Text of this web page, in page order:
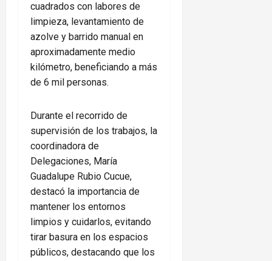
cuadrados con labores de
limpieza, levantamiento de
azolve y barrido manual en
aproximadamente medio
kilómetro, beneficiando a más
de 6 mil personas.
Durante el recorrido de
supervisión de los trabajos, la
coordinadora de
Delegaciones, María
Guadalupe Rubio Cucue,
destacó la importancia de
mantener los entornos
limpios y cuidarlos, evitando
tirar basura en los espacios
públicos, destacando que los